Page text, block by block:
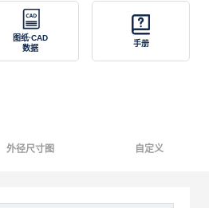
图纸·CAD
数据
手册
外径尺寸图 自定义